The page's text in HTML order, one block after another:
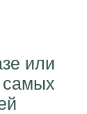
или
самых